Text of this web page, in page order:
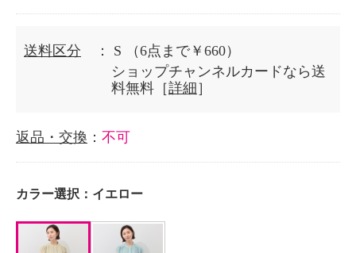
送料区分 ： S
（6点まで￥660）
ショップチャンネルカードなら送
料無料［詳細 ］
返品・交換 ： 不可
カラー選択： イエロー